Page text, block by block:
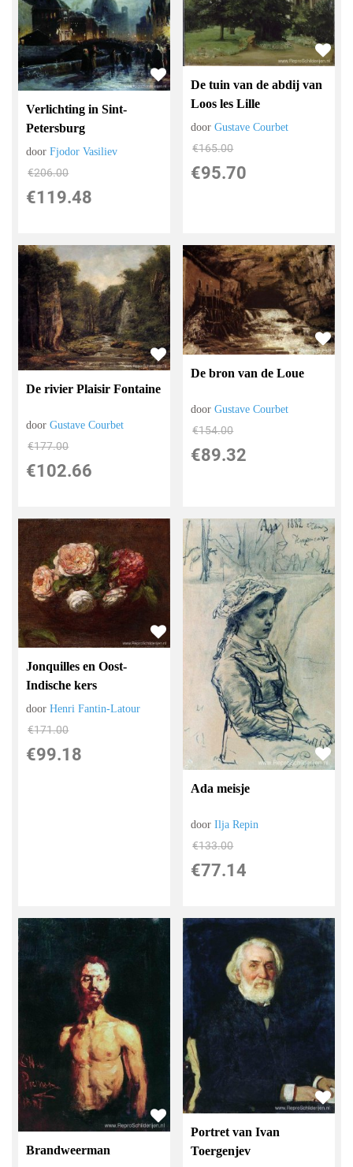
Verlichting in Sint-
Petersburg
doorFjodor Vasiliev
€206.00
€119.48
De tuin van de abdij van
Loos les Lille
doorGustave Courbet
€165.00
€95.70
De rivier Plaisir Fontaine
doorGustave Courbet
€177.00
€102.66
De bron van de Loue
doorGustave Courbet
€154.00
€89.32
Jonquilles en Oost-
Indische kers
doorHenri Fantin-Latour
€171.00
€99.18
Ada meisje
doorIlja Repin
€133.00
€77.14
Brandweerman
Portret van Ivan
Toergenjev